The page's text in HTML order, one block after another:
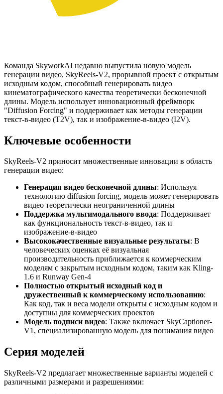
Команда SkyworkAI недавно выпустила новую модель
генерации видео, SkyReels-V2, прорывной проект с открытым
исходным кодом, способный генерировать видео
кинематографического качества теоретически бесконечной
длины. Модель использует инновационный фреймворк
"Diffusion Forcing" и поддерживает как методы генерации
текст-в-видео (T2V), так и изображение-в-видео (I2V).
Ключевые особенности
SkyReels-V2 приносит множественные инновации в область
генерации видео:
Генерация видео бесконечной длины: Используя
технологию diffusion forcing, модель может генерировать
видео теоретически неограниченной длины
Поддержка мультимодального ввода: Поддерживает
как функциональность текст-в-видео, так и
изображение-в-видео
Высококачественные визуальные результаты: В
человеческих оценках её визуальная
производительность приближается к коммерческим
моделям с закрытым исходным кодом, таким как Kling-
1.6 и Runway Gen-4
Полностью открытый исходный код и
дружественный к коммерческому использованию:
Как код, так и веса модели открыты с исходным кодом и
доступны для коммерческих проектов
Модель подписи видео: Также включает SkyCaptioner-
V1, специализированную модель для понимания видео
Серия моделей
SkyReels-V2 предлагает множественные варианты моделей с
различными размерами и разрешениями: